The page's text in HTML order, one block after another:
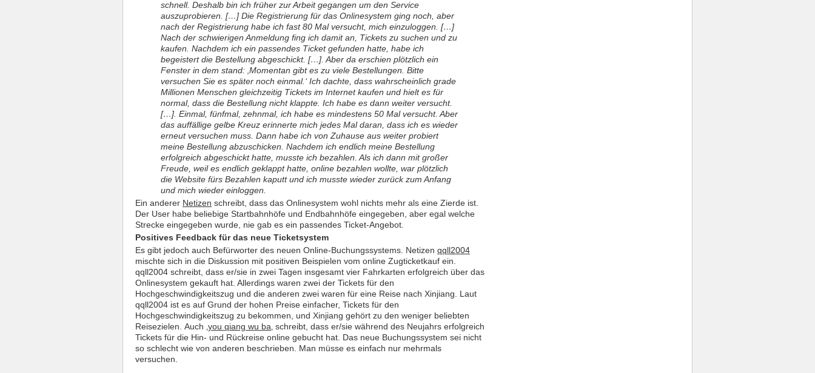
schnell. Deshalb bin ich früher zur Arbeit gegangen um den Service
auszuprobieren. […] Die Registrierung für das Onlinesystem ging noch, aber
nach der Registrierung habe ich fast 80 Mal versucht, mich einzuloggen. […]
Nach der schwierigen Anmeldung fing ich damit an, Tickets zu suchen und zu
kaufen. Nachdem ich ein passendes Ticket gefunden hatte, habe ich
begeistert die Bestellung abgeschickt. […]. Aber da erschien plötzlich ein
Fenster in dem stand: ‚Momentan gibt es zu viele Bestellungen. Bitte
versuchen Sie es später noch einmal.‘ Ich dachte, dass wahrscheinlich grade
Millionen Menschen gleichzeitig Tickets im Internet kaufen und hielt es für
normal, dass die Bestellung nicht klappte. Ich habe es dann weiter versucht.
[…]. Einmal, fünfmal, zehnmal, ich habe es mindestens 50 Mal versucht. Aber
das auffällige gelbe Kreuz erinnerte mich jedes Mal daran, dass ich es wieder
erneut versuchen muss. Dann habe ich von Zuhause aus weiter probiert
meine Bestellung abzuschicken. Nachdem ich endlich meine Bestellung
erfolgreich abgeschickt hatte, musste ich bezahlen. Als ich dann mit großer
Freude, weil es endlich geklappt hatte, online bezahlen wollte, war plötzlich
die Website fürs Bezahlen kaputt und ich musste wieder zurück zum Anfang
und mich wieder einloggen.
Ein anderer Netizen schreibt, dass das Onlinesystem wohl nichts mehr als eine Zierde ist.
Der User habe beliebige Startbahnhöfe und Endbahnhöfe eingegeben, aber egal welche
Strecke eingegeben wurde, nie gab es ein passendes Ticket-Angebot.
Positives Feedback für das neue Ticketsystem
Es gibt jedoch auch Befürworter des neuen Online-Buchungssystems. Netizen qqll2004
mischte sich in die Diskussion mit positiven Beispielen vom online Zugticketkauf ein.
qqll2004 schreibt, dass er/sie in zwei Tagen insgesamt vier Fahrkarten erfolgreich über das
Onlinesystem gekauft hat. Allerdings waren zwei der Tickets für den
Hochgeschwindigkeitszug und die anderen zwei waren für eine Reise nach Xinjiang. Laut
qqll2004 ist es auf Grund der hohen Preise einfacher, Tickets für den
Hochgeschwindigkeitszug zu bekommen, und Xinjiang gehört zu den weniger beliebten
Reisezielen. Auch ‚you qiang wu ba‚ schreibt, dass er/sie während des Neujahrs erfolgreich
Tickets für die Hin- und Rückreise online gebucht hat. Das neue Buchungssystem sei nicht
so schlecht wie von anderen beschrieben. Man müsse es einfach nur mehrmals
versuchen.